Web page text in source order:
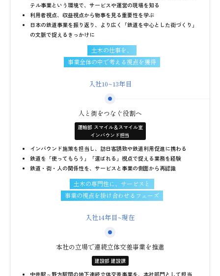
テル事業という環境で、サービスや運営の現場を知る
利用者視点、収益視点から物事を見る重要性を学ぶ
日本の鉄道事業を振り返り、より広く「鉄道を中心とした街づくり」
の文脈で捉えるきっかけに
土木の仕事を、
事業全体の中で考える視点を獲得
入社10~13年目
人と街をつなぐ役割へ
運輸部 スマイル＆スマイル室
インバウンド担当
インバウンド施策を担当し、訪日客誘致や鉄道利用促進に携わる
鉄道を「使ってもらう」「選ばれる」視点で捉える業務を経験
鉄道・街・人の関係性を、サービスと事業の側面から再認識
土木の専門性に、サービスと
事業の視点を掛け合わせるフェーズ
入社14年目~現在
本社の立場で連続立体交差事業を推進
建設部 建設課
中井駅～野方駅間の地下連続立体交差事業を、本社部門として担当